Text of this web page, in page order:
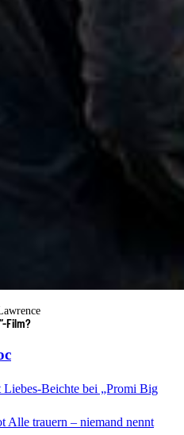
Film?
Liebes-Beichte bei „Promi Big
Alle trauern – niemand nennt